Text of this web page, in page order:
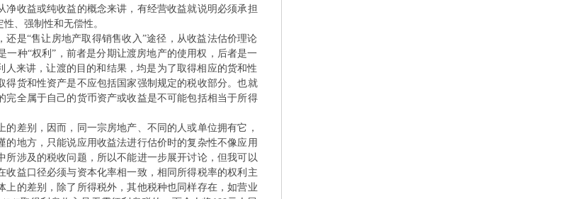
国家发展改革委举行4月份新闻发布会
2023年财政部召开财会监督和预算执行监督专项行动动
未来地球：里约+20峰会启动新的资产评估发展研究平台
…
收益或纯收益的概念来讲，有经营收益就说明必须承担
、强制性和无偿性。
是“售让房地产取得销售收入”途径，从收益法估价理论
种“权利”，前者是分期让渡房地产的使用权，后者是一
人来讲，让渡的目的和结果，均是为了取得相应的货和性
货和性资产是不应包括国家强制规定的税收部分。也就
全属于自己的货币资产或收益是不可能包括相当于所得
差别，因而，同一宗房地产、不同的人或单位拥有它，
地方，只能说应用收益法进行估价时的复杂性不像应用
涉及的税收问题，所以不能进一步展开讨论，但我可以
益口径必须与资本化率相一致，相同所得税率的权利主
的差别，除了所得税外，其他税种也同样存在，如营业